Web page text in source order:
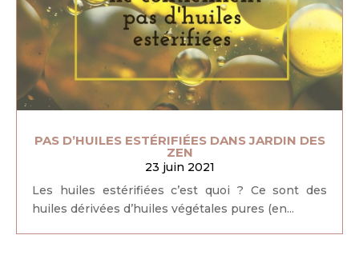
PAS D’HUILES ESTÉRIFIÉES DANS JARDIN DES
ZEN
23 juin 2021
Les huiles estérifiées c’est quoi ? Ce sont des
huiles dérivées d’huiles végétales pures (en...